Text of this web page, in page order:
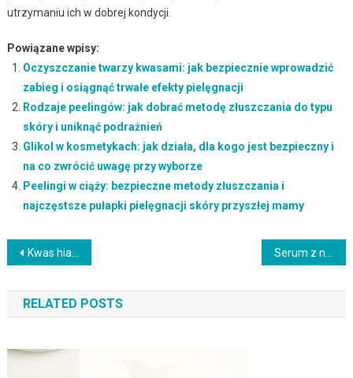
utrzymaniu ich w dobrej kondycji.
Powiązane wpisy:
Oczyszczanie twarzy kwasami: jak bezpiecznie wprowadzić
zabieg i osiągnąć trwałe efekty pielęgnacji
Rodzaje peelingów: jak dobrać metodę złuszczania do typu
skóry i uniknąć podrażnień
Glikol w kosmetykach: jak działa, dla kogo jest bezpieczny i
na co zwrócić uwagę przy wyborze
Peelingi w ciąży: bezpieczne metody złuszczania i
najczęstsze pułapki pielęgnacji skóry przyszłej mamy
Nawigacja
wpisu
Kwas hialuronowy w kosmetologii: kiedy pomaga, a kiedy może zaszkodzić skórze i zdrowiu
RELATED POSTS